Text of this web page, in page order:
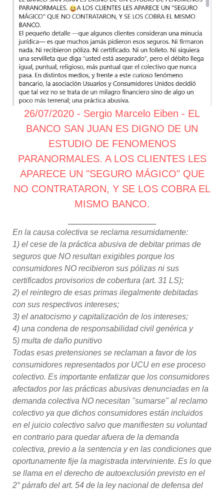
26/07/2020 - Sergio Marcelo Eiben - EL
BANCO SAN JUAN ES DIGNO DE UN
ESTUDIO DE FENOMENOS
PARANORMALES. A LOS CLIENTES LES
APARECE UN "SEGURO MÁGICO" QUE
NO CONTRATARON, Y SE LOS COBRA EL
MISMO BANCO.
En la causa colectiva se reclama resumidamente:
1) el cese de la práctica abusiva de debitar primas de
seguros que NO resultan exigibles porque los
consumidores NO recibieron sus pólizas ni sus
certificados provisorios de cobertura (art. 31 LS);
2) el reintegro de esas primas ilegalmente debitadas
con sus respectivos intereses;
3) el anatocismo y capitalización de los intereses;
4) una condena de responsabilidad civil genérica y
5) multa de daño punitivo
Todas esas pretensiones se reclaman a favor de los
consumidores representados por UCU en ese proceso
colectivo. Es importante enfatizar que los consumidores
afectados por las prácticas abusivas denunciadas en la
demanda colectiva NO necesitan "sumarse" al reclamo
colectivo ya que dichos consumidores están incluidos
en el juicio colectivo salvo que manifiesten su voluntad
en contrario para quedar afuera de la demanda
colectiva, previo a la sentencia y en las condiciones que
oportunamente fije la magistrada interviniente. Es lo que
se llama en el derecho de autoexclusión previsto en el
2° párrafo del art. 54 de la ley nacional de defensa del